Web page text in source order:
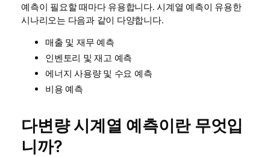
예측이 필요할 때마다 유용합니다. 시계열 예측이 유용한
시나리오는 다음과 같이 다양합니다.
매출 및 재무 예측
인벤토리 및 재고 예측
에너지 사용량 및 수요 예측
비용 예측
다변량 시계열 예측이란 무엇입
니까?